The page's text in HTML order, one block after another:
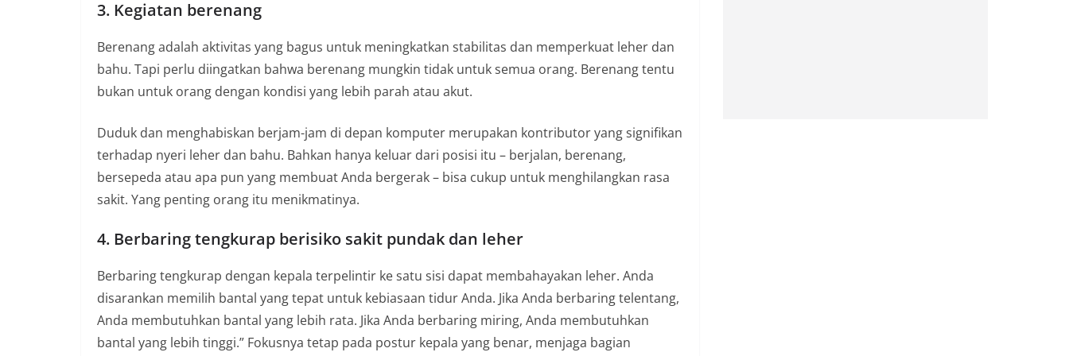
3. Kegiatan berenang
Berenang adalah aktivitas yang bagus untuk meningkatkan stabilitas dan memperkuat leher dan
bahu. Tapi perlu diingatkan bahwa berenang mungkin tidak untuk semua orang. Berenang tentu
bukan untuk orang dengan kondisi yang lebih parah atau akut.
Duduk dan menghabiskan berjam-jam di depan komputer merupakan kontributor yang signifikan
terhadap nyeri leher dan bahu. Bahkan hanya keluar dari posisi itu – berjalan, berenang,
bersepeda atau apa pun yang membuat Anda bergerak – bisa cukup untuk menghilangkan rasa
sakit. Yang penting orang itu menikmatinya.
4. Berbaring tengkurap berisiko sakit pundak dan leher
Berbaring tengkurap dengan kepala terpelintir ke satu sisi dapat membahayakan leher. Anda
disarankan memilih bantal yang tepat untuk kebiasaan tidur Anda. Jika Anda berbaring telentang,
Anda membutuhkan bantal yang lebih rata. Jika Anda berbaring miring, Anda membutuhkan
bantal yang lebih tinggi.” Fokusnya tetap pada postur kepala yang benar, menjaga bagian